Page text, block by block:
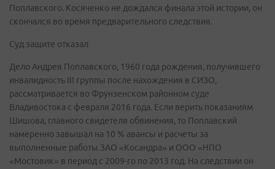
Поплавского. Косяченко не дождался финала этой истории, он
скончался во время предварительного следствия.
Суд защите отказал
Дело Андрея Поплавского, 1960 года рождения, получившего
инвалидность III группы после нахождения в СИЗО,
рассматривается во Фрунзенском районном суде
Владивостока с февраля 2016 года. Если верить показаниям
Шишова, главного свидетеля обвинения, то Поплавский
намеренно завышал на 10 % авансы и расчеты за
выполненные работы ЗАО «Косандра» и ООО «НПО
«Мостовик» в период с 2009-го по 2013 год. На следствии он